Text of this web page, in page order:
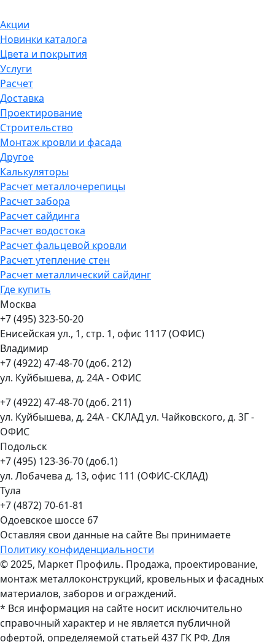
Акции
Новинки каталога
Цвета и покрытия
Услуги
Расчет
Доставка
Проектирование
Строительство
Монтаж кровли и фасада
Другое
Калькуляторы
Расчет металлочерепицы
Расчет забора
Расчет сайдинга
Расчет водостока
Расчет фальцевой кровли
Расчет утепление стен
Расчет металлический сайдинг
Где купить
Москва
+7 (495) 323-50-20
Енисейская ул., 1, стр. 1, офис 1117 (ОФИС)
Владимир
+7 (4922) 47-48-70 (доб. 212)
ул. Куйбышева, д. 24А - ОФИС
+7 (4922) 47-48-70 (доб. 211)
ул. Куйбышева, д. 24А - СКЛАД ул. Чайковского, д. 3Г -
ОФИС
Подольск
+7 (495) 123-36-70 (доб.1)
ул. Лобачева д. 13, офис 111 (ОФИС-СКЛАД)
Тула
+7 (4872) 70-61-81
Одоевское шоссе 67
Оставляя свои данные на сайте Вы принимаете
Политику конфиденциальности
© 2025, Маркет Профиль. Продажа, проектирование,
монтаж металлоконструкций, кровельных и фасадных
материалов, заборов и ограждений.
* Вся информация на сайте носит исключительно
справочный характер и не является публичной
офертой, определяемой статьей 437 ГК РФ. Для